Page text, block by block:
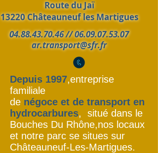
Route du Jaï
13220 Châteauneuf les Martigues
04.88.43.70.46//06.09.07.53.07
ar.transport@sfr.fr
Depuis 1997,entreprise
familiale
de négoce et de transport en
hydrocarbures, situé dans le
Bouches Du Rhône,nos locaux
et notre parc se situes sur
Châteauneuf-Les-Martigues.